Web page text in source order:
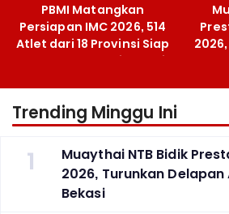
PBMI Matangkan
Persiapan IMC 2026, 514
Atlet dari 18 Provinsi Siap
Berlaga Besok di Bekasi
Trending Minggu Ini
1
Muaythai NTB Bidik
2026, Turunkan
Bekasi